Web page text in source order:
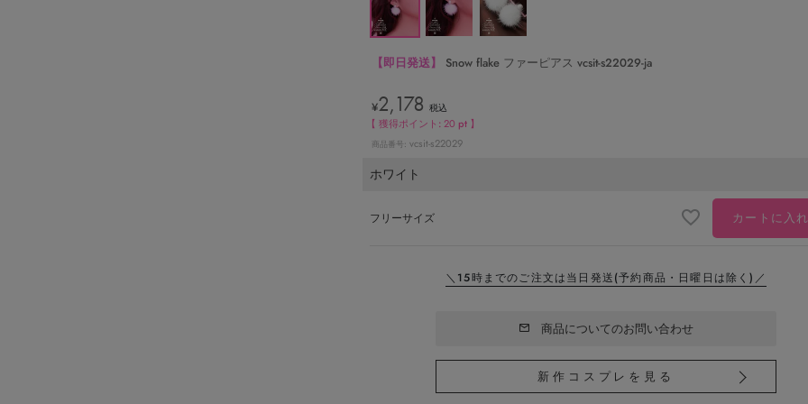
【即日発送】 Snow flake ファーピアス vcsit-s22029-ja
¥2,178 税込
【 獲得ポイント:20 pt 】
商品番号 vcsit-s22029
ホワイト
フリーサイズ カートに入
＼15時までのご注文は当日発送(予約商品・日曜日は除く)／
商品についてのお問い合わせ
新作コスプレを見る